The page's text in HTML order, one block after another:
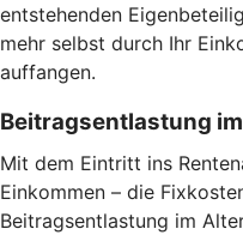
entstehenden
mehr selbst durch Ihr
auffangen.
Beitragsentlastung
Mit dem Eintritt ins
Einkommen – die
Beitragsentlastung im